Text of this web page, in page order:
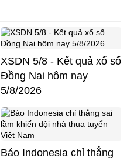
XSDN 5/8 - Kết quả xổ số
Đồng Nai hôm nay
5/8/2026
Báo Indonesia chỉ thẳng